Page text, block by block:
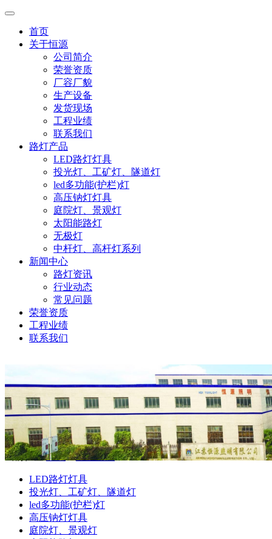
首页
关于恒源
公司简介
荣誉资质
厂容厂貌
生产设备
发货现场
工程业绩
联系我们
路灯产品
LED路灯灯具
投光灯、工矿灯、隧道灯
led多功能(护栏)灯
高压钠灯灯具
庭院灯、景观灯
太阳能路灯
无极灯
中杆灯、高杆灯系列
新闻中心
路灯资讯
行业动态
常见问题
荣誉资质
工程业绩
联系我们
当前位置:首页>产品中心
LED路灯灯具
投光灯、工矿灯、隧道灯
led多功能(护栏)灯
高压钠灯灯具
庭院灯、景观灯